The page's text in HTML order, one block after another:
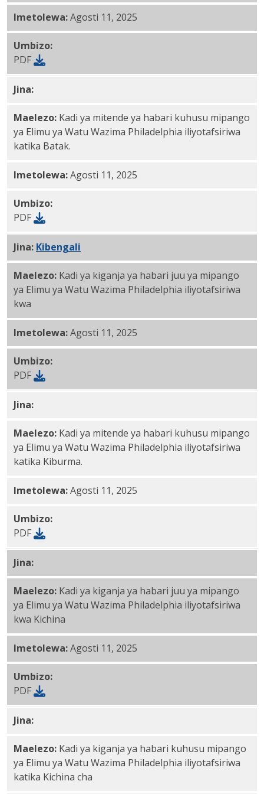
Imetolewa:Agosti 11, 2025
Umbizo:
PDF
Jina:Msingi PDF
Maelezo: Kadi ya mitende ya habari kuhusu mipango
ya Elimu ya Watu Wazima Philadelphia iliyotafsiriwa
katika Batak.
Imetolewa:Agosti 11, 2025
Umbizo:
PDF
Jina: Kibengali
Maelezo: Kadi ya kiganja ya habari juu ya mipango
ya Elimu ya Watu Wazima Philadelphia iliyotafsiriwa
kwa
Imetolewa:Agosti 11, 2025
Umbizo:
PDF
Jina:Kiburma PDF
Maelezo: Kadi ya mitende ya habari kuhusu mipango
ya Elimu ya Watu Wazima Philadelphia iliyotafsiriwa
katika Kiburma.
Imetolewa:Agosti 11, 2025
Umbizo:
PDF
Jina:Kichina_Kilichorahisishwa PDF
Maelezo: Kadi ya kiganja ya habari juu ya mipango
ya Elimu ya Watu Wazima Philadelphia iliyotafsiriwa
kwa Kichina
Imetolewa:Agosti 11, 2025
Umbizo:
PDF
Jina:Kichina_Traditional PDF
Maelezo: Kadi ya kiganja ya habari kuhusu mipango
ya Elimu ya Watu Wazima Philadelphia iliyotafsiriwa
katika Kichina cha